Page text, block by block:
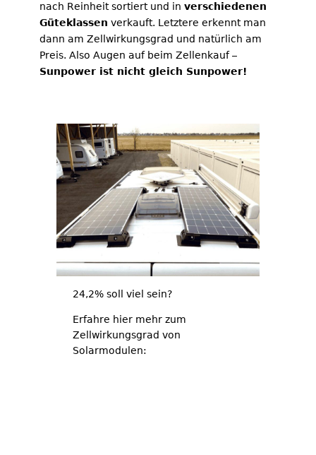
nach Reinheit sortiert und in verschiedenen
Güteklassen verkauft. Letztere erkennt man
dann am Zellwirkungsgrad und natürlich am
Preis. Also Augen auf beim Zellenkauf –
Sunpower ist nicht gleich Sunpower!
24,2% soll viel sein?
Erfahre hier mehr zum
Zellwirkungsgrad von
Solarmodulen: